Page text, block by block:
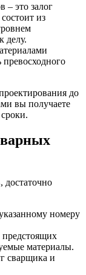
– это залог
из
делу.
превосходного
до
вы получаете
достаточно
номеру
предстоящих
материалы.
сварщика и